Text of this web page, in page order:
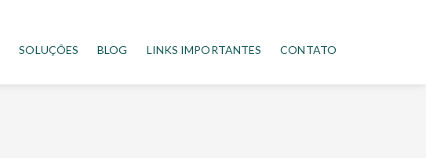
SOLUÇÕES BLOG LINKS IMPORTANTES CONTATO